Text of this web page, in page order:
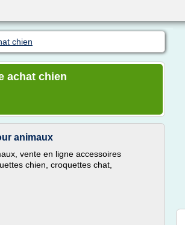
chien
achat chien
animaux
vente en ligne accessoires
chien, croquettes chat,